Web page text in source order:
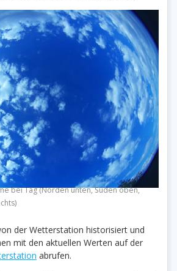
bei Tag (Norden unten, Süden oben,
der Wetterstation historisiert und
mit den aktuellen Werten auf der
abrufen.